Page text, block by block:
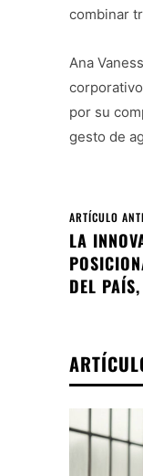
combinar
Ana
por su
gesto de
ARTÍCULO
LA
DEL